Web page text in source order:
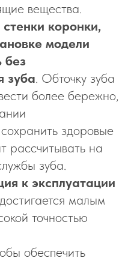
вещества.
коронки,
модели
без
зуба. Обточку зуба
более бережно,
здоровые
рассчитывать на
зуба.
к эксплуатации
малым
точностью
обеспечить